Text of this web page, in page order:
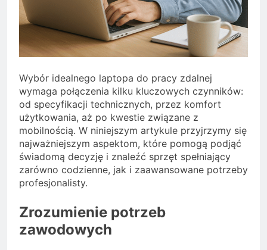
Wybór idealnego laptopa do pracy zdalnej
wymaga połączenia kilku kluczowych czynników:
od specyfikacji technicznych, przez komfort
użytkowania, aż po kwestie związane z
mobilnością. W niniejszym artykule przyjrzymy się
najważniejszym aspektom, które pomogą podjąć
świadomą decyzję i znaleźć sprzęt spełniający
zarówno codzienne, jak i zaawansowane potrzeby
profesjonalisty.
Zrozumienie potrzeb
zawodowych